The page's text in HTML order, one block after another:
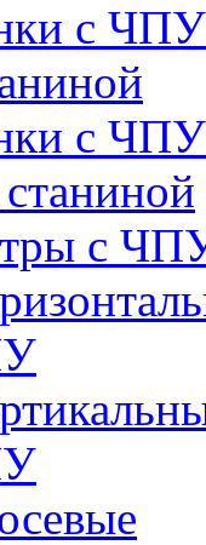
с ЧПУ
с ЧПУ
с